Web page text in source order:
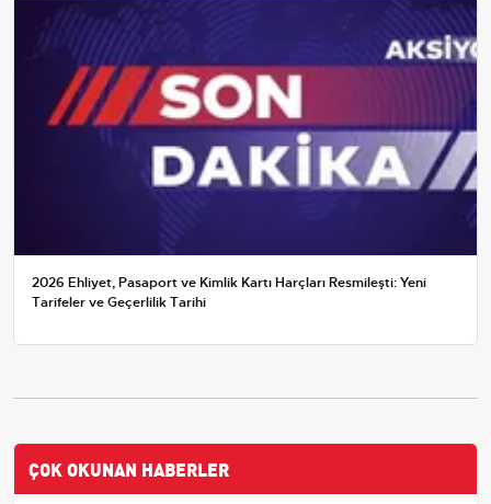
2026 Ehliyet, Pasaport ve Kimlik Kartı Harçları Resmileşti: Yeni
Tarifeler ve Geçerlilik Tarihi
ÇOK OKUNAN HABERLER